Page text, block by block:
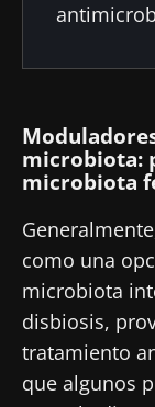
microbiota:
microbiota
como una
microbiota
disbiosis,
tratamiento
que algunos